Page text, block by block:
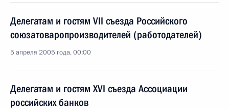
Делегатам и гостям VII съезда Российского
союзатоваропроизводителей (работодателей)
5 апреля 2005 года, 00:00
Делегатам и гостям XVI съезда Ассоциации
российских банков